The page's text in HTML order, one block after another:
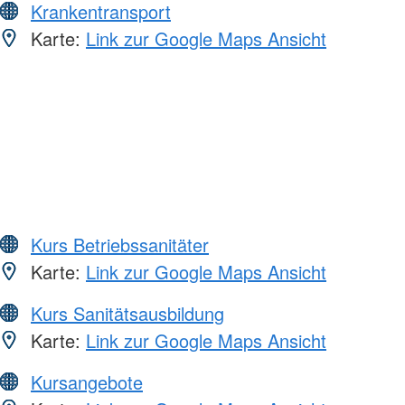
Krankentransport
Karte: Link zur Google Maps Ansicht
Kurs Betriebssanitäter
Karte: Link zur Google Maps Ansicht
Kurs Sanitätsausbildung
Karte: Link zur Google Maps Ansicht
Kursangebote